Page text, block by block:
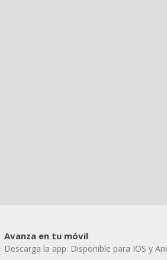
Avanza en tu móvil
Descarga la app. Disponible para IOS y